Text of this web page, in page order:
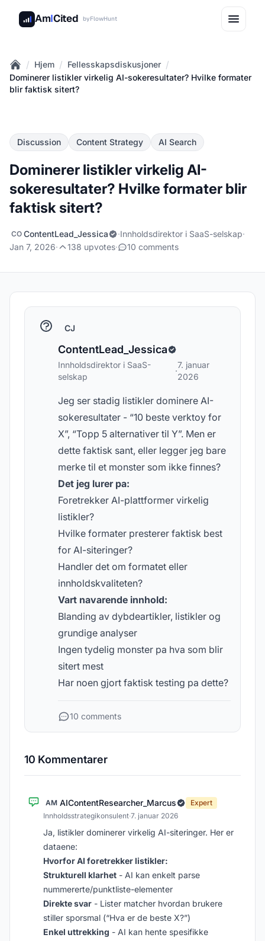
AmICited byFlowHunt
Home
/ Hjem / Fellesskapsdiskusjoner /
Dominerer listikler virkelig AI-sokeresultater? Hvilke formater
blir faktisk sitert?
Discussion Content Strategy AI Search
Dominerer listikler virkelig AI-
sokeresultater? Hvilke formater blir
faktisk sitert?
CO ContentLead_Jessica ·Innholdsdirektor i SaaS-selskap·
Jan 7, 2026· 138 upvotes· 10 comments
CJ
ContentLead_Jessica
Innholdsdirektor i SaaS-
selskap
·
7. januar
2026
Jeg ser stadig listikler dominere AI-
sokeresultater - “10 beste verktoy for
X”, “Topp 5 alternativer til Y”. Men er
dette faktisk sant, eller legger jeg bare
merke til et monster som ikke finnes?
Det jeg lurer pa:
Foretrekker AI-plattformer virkelig
listikler?
Hvilke formater presterer faktisk best
for AI-siteringer?
Handler det om formatet eller
innholdskvaliteten?
Vart navarende innhold:
Blanding av dybdeartikler, listikler og
grundige analyser
Ingen tydelig monster pa hva som blir
sitert mest
Har noen gjort faktisk testing pa dette?
10 comments
10 Kommentarer
AM AIContentResearcher_Marcus
Expert
Innholdsstrategikonsulent·7. januar 2026
Ja, listikler dominerer virkelig AI-siteringer. Her er
dataene:
Hvorfor AI foretrekker listikler:
Strukturell klarhet - AI kan enkelt parse
nummererte/punktliste-elementer
Direkte svar - Lister matcher hvordan brukere
stiller sporsmal (“Hva er de beste X?”)
Enkel uttrekking - AI kan hente spesifikke